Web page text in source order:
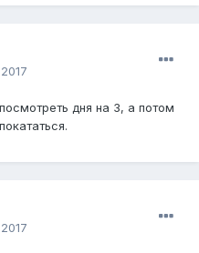
дня на 3, а потом